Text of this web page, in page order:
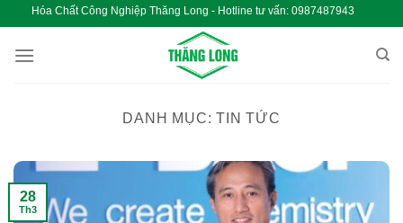
Chuyển
nội
Chất Công Nghiệp Thăng Long - Hotline tư vấn:
DANH MỤC:TIN TỨC
28
Th3